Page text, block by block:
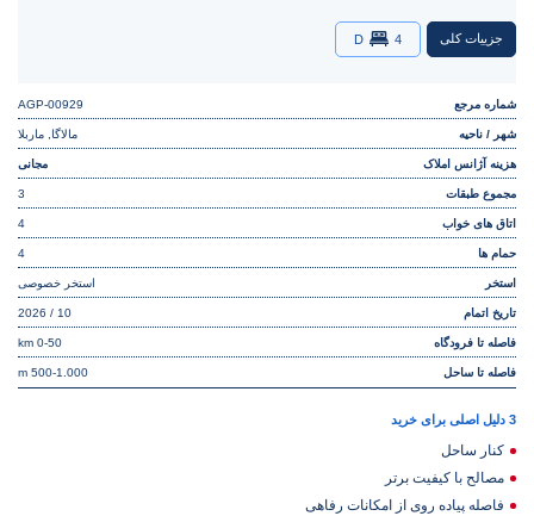
جزییات کلی 4
D
شماره مرجع AGP-00929
شهر / ناحیه مالاگا, ماربلا
هزینه آژانس املاک مجانی
مجموع طبقات 3
اتاق های خواب 4
حمام ها 4
استخر استخر خصوصی
تاریخ اتمام 10 / 2026
فاصله تا فرودگاه 0-50 km
فاصله تا ساحل 500-1.000 m
3 دلیل اصلی برای خرید
کنار ساحل
مصالح با کیفیت برتر
فاصله پیاده روی از امکانات رفاهی